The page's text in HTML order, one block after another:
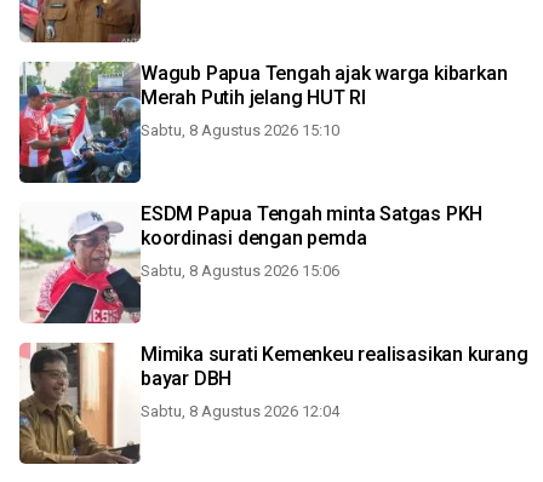
Wagub Papua Tengah ajak warga kibarkan
Merah Putih jelang HUT RI
Sabtu, 8 Agustus 2026 15:10
ESDM Papua Tengah minta Satgas PKH
koordinasi dengan pemda
Sabtu, 8 Agustus 2026 15:06
Mimika surati Kemenkeu realisasikan kurang
bayar DBH
Sabtu, 8 Agustus 2026 12:04